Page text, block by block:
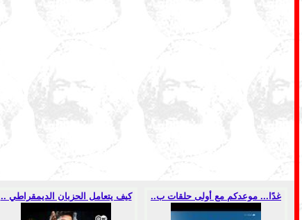
كيف يتعامل الحزبان الديمقراطي .. غدًا... موعدكم مع أولى حلقات ب..